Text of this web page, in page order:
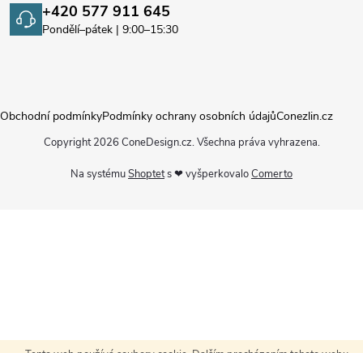
+420 577 911 645
Pondělí–pátek | 9:00–15:30
Na systémuShoptets ❤ vyšperkovaloComerto
Obchodní podmínkyPodmínky ochrany osobních údajůConezlin.cz
Copyright 2026 ConeDesign.cz. Všechna práva vyhrazena.